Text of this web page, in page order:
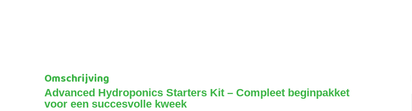
Omschrijving
Advanced Hydroponics Starters Kit – Compleet beginpakket
voor een succesvolle kweek